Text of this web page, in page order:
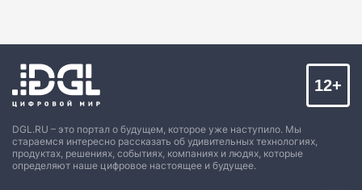
DGL.RU – это портал о будущем, которое уже наступило. Мы
стараемся интересно рассказать об удивительных технологиях,
продуктах, решениях, событиях, компаниях и людях, которые
определяют наше цифровое настоящее и будущее.
12+